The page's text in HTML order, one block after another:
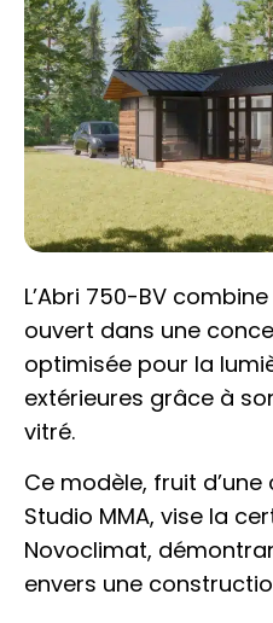
L’Abri 750-BV
ouvert dans une
optimisée pour la
extérieures grâce à
vitré.
Ce modèle, fruit
Studio MMA, vise la
Novoclimat,
envers une